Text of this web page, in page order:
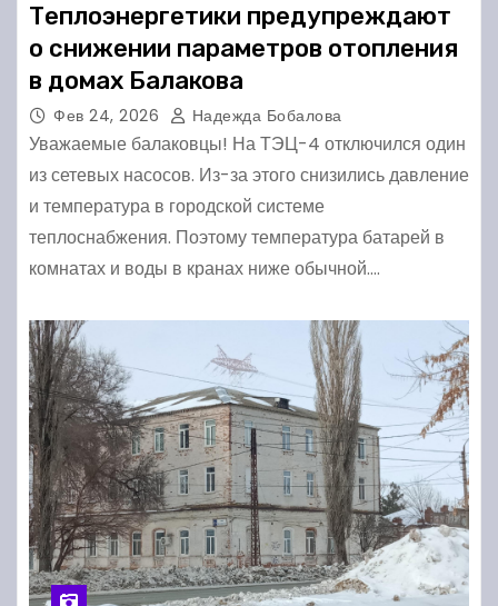
Теплоэнергетики предупреждают
о снижении параметров отопления
в домах Балакова
Фев 24, 2026 Надежда Бобалова
Уважаемые балаковцы! На ТЭЦ-4 отключился один
из сетевых насосов. Из-за этого снизились давление
и температура в городской системе
теплоснабжения. Поэтому температура батарей в
комнатах и воды в кранах ниже обычной.…